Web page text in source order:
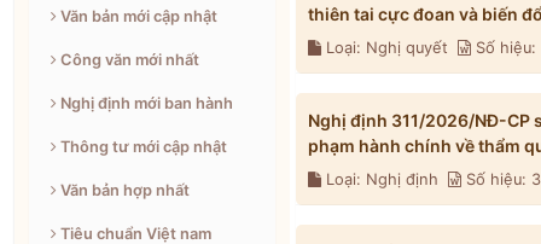
Văn bản mới cập nhật
Công văn mới nhất
Nghị định mới ban hành
Thông tư mới cập nhật
Văn bản hợp nhất
Tiêu chuẩn Việt nam
thiên tai cực đoan và biến
Loại: Nghị quyết Số hiệu:
Nghị định 311/2026/NĐ-CP
phạm hành chính về thẩm
Loại: Nghị định Số hiệu: